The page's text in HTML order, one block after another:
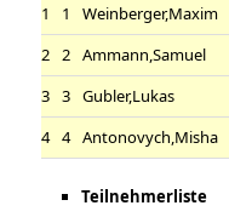
1 1 Weinberger,Maxim
2 2 Ammann,Samuel
3 3 Gubler,Lukas
4 4 Antonovych,Misha
Teilnehmerliste